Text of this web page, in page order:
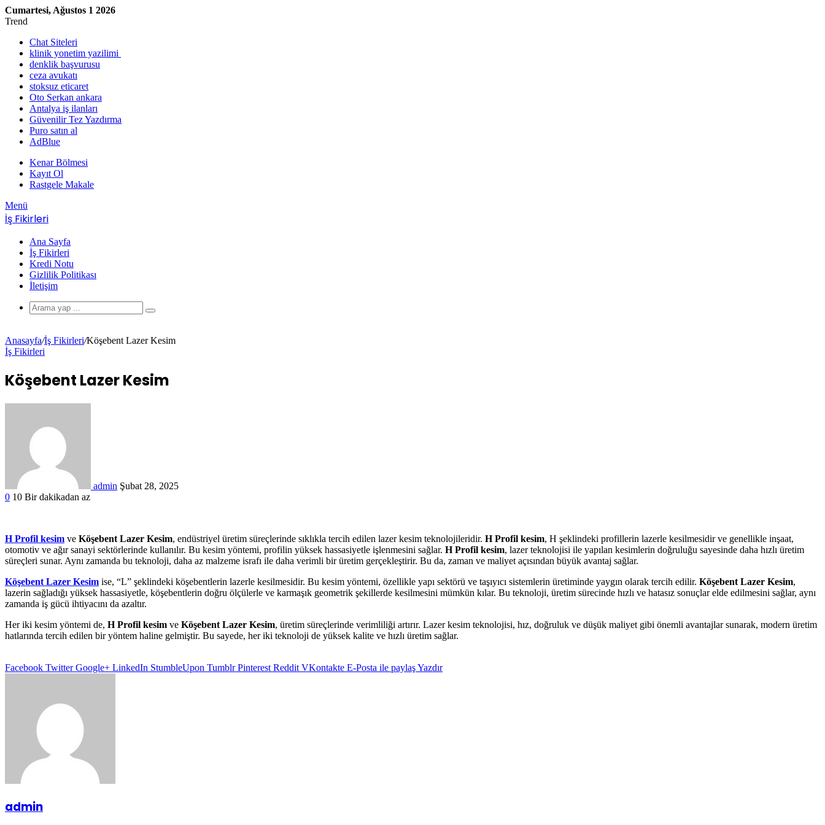
Cumartesi, Ağustos 1 2026
Trend
Chat Siteleri
klinik yonetim yazilimi
denklik başvurusu
ceza avukatı
stoksuz eticaret
Oto Serkan ankara
Antalya iş ilanları
Güvenilir Tez Yazdırma
Puro satın al
AdBlue
Kenar Bölmesi
Kayıt Ol
Rastgele Makale
Menü
İş Fikirleri
Ana Sayfa
İş Fikirleri
Kredi Notu
Gizlilik Politikası
İletişim
Anasayfa/İş Fikirleri/Köşebent Lazer Kesim
İş Fikirleri
Köşebent Lazer Kesim
admin Şubat 28, 2025
0 10 Bir dakikadan az
H Profil kesim ve Köşebent Lazer Kesim, endüstriyel üretim süreçlerinde sıklıkla tercih edilen lazer kesim teknolojileridir. H Profil kesim, H şeklindeki profillerin lazerle kesilmesidir ve genellikle inşaat,
otomotiv ve ağır sanayi sektörlerinde kullanılır. Bu kesim yöntemi, profilin yüksek hassasiyetle işlenmesini sağlar. H Profil kesim, lazer teknolojisi ile yapılan kesimlerin doğruluğu sayesinde daha hızlı üretim
süreçleri sunar. Aynı zamanda bu teknoloji, daha az malzeme israfı ile daha verimli bir üretim gerçekleştirir. Bu da, zaman ve maliyet açısından büyük avantaj sağlar.
Köşebent Lazer Kesim ise, “L” şeklindeki köşebentlerin lazerle kesilmesidir. Bu kesim yöntemi, özellikle yapı sektörü ve taşıyıcı sistemlerin üretiminde yaygın olarak tercih edilir. Köşebent Lazer Kesim,
lazerin sağladığı yüksek hassasiyetle, köşebentlerin doğru ölçülerle ve karmaşık geometrik şekillerde kesilmesini mümkün kılar. Bu teknoloji, üretim sürecinde hızlı ve hatasız sonuçlar elde edilmesini sağlar, aynı
zamanda iş gücü ihtiyacını da azaltır.
Her iki kesim yöntemi de, H Profil kesim ve Köşebent Lazer Kesim, üretim süreçlerinde verimliliği artırır. Lazer kesim teknolojisi, hız, doğruluk ve düşük maliyet gibi önemli avantajlar sunarak, modern üretim
hatlarında tercih edilen bir yöntem haline gelmiştir. Bu sayede, her iki teknoloji de yüksek kalite ve hızlı üretim sağlar.
Facebook Twitter Google+ LinkedIn StumbleUpon Tumblr Pinterest Reddit VKontakte E-Posta ile paylaşYazdır
admin